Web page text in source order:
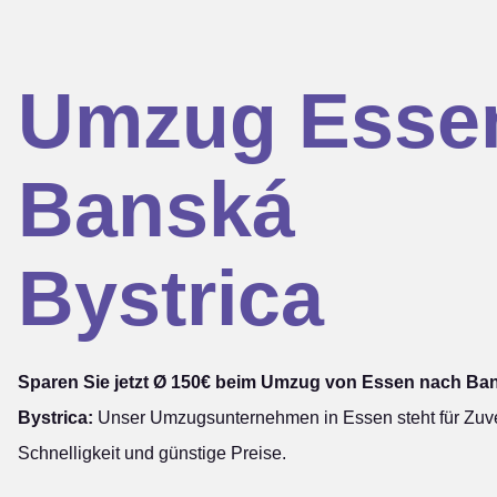
Umzug
Banská
Bystrica
Sparen Sie jetzt Ø 150€ beim Umzug von Essen nach
Bystrica: Unser Umzugsunternehmen in Essen steht für
Schnelligkeit und günstige Preise.